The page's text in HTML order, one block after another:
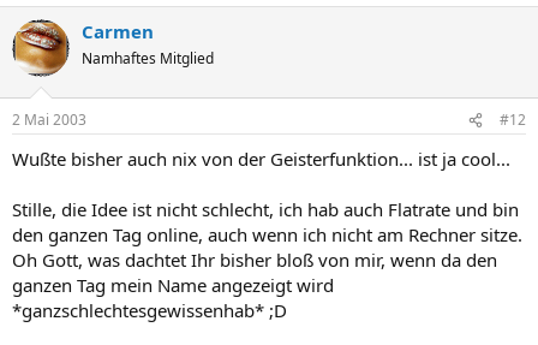
Carmen
Namhaftes Mitglied
2 Mai 2003 #12
Wußte bisher auch nix von der Geisterfunktion... ist ja cool...
Stille, die Idee ist nicht schlecht, ich hab auch Flatrate und bin
den ganzen Tag online, auch wenn ich nicht am Rechner sitze.
Oh Gott, was dachtet Ihr bisher bloß von mir, wenn da den
ganzen Tag mein Name angezeigt wird
*ganzschlechtesgewissenhab* ;D